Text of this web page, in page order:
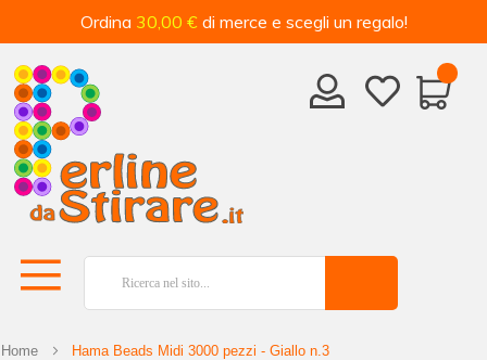
Ordina 30,00 € di merce e scegli un regalo!
Home Hama Beads Midi 3000 pezzi - Giallo n.3